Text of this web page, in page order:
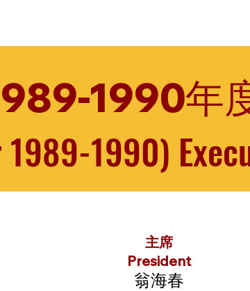
1990年
1990)
主席
President
翁海春